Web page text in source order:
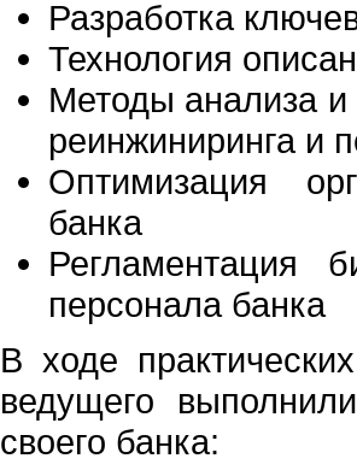
Разработка
Технология
Методы анализа и
реинжиниринга и
Оптимизация
банка
Регламентация
персонала банка
В ходе
ведущего
своего банка: